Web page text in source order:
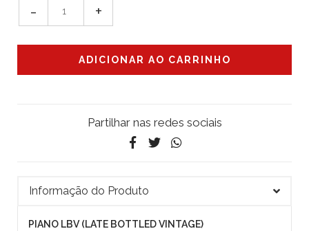
- +
Partilhar nas redes sociais
Informação do Produto
PIANO LBV (LATE BOTTLED VINTAGE)